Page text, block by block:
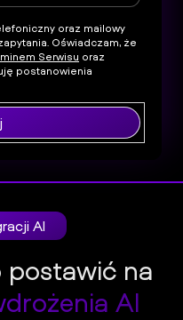
oraz mailowy
Oświadczam, że
Serwisu oraz
postanowienia
AI
postawić na
AI